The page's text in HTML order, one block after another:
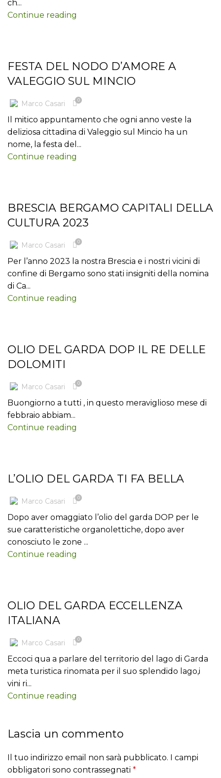
ch...
Continue reading
FESTA DEL NODO D’AMORE A
VALEGGIO SUL MINCIO
Marco Casari 0
Il mitico appuntamento che ogni anno veste la
deliziosa cittadina di Valeggio sul Mincio ha un
nome, la festa del...
Continue reading
BRESCIA BERGAMO CAPITALI DELLA
CULTURA 2023
Marco Casari 0
Per l’anno 2023 la nostra Brescia e i nostri vicini di
confine di Bergamo sono stati insigniti della nomina
di Ca...
Continue reading
OLIO DEL GARDA DOP IL RE DELLE
DOLOMITI
Marco Casari 0
Buongiorno a tutti , in questo meraviglioso mese di
febbraio abbiam...
Continue reading
L’OLIO DEL GARDA TI FA BELLA
Marco Casari 0
Dopo aver omaggiato l’olio del garda DOP per le
sue caratteristiche organolettiche, dopo aver
conosciuto le zone ...
Continue reading
OLIO DEL GARDA ECCELLENZA
ITALIANA
Marco Casari 0
Eccoci qua a parlare del territorio del lago di Garda
meta turistica rinomata per il suo splendido lago,i
vini ri...
Continue reading
Lascia un commento
Il tuo indirizzo email non sarà pubblicato. I campi
obbligatori sono contrassegnati *